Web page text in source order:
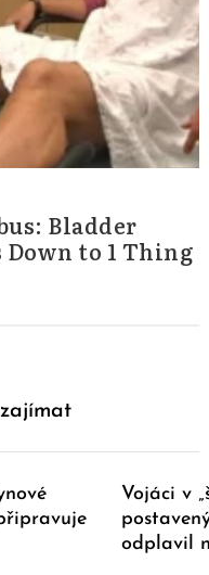
Bladder
Down to 1 Thing
Vojáci v
odplavil